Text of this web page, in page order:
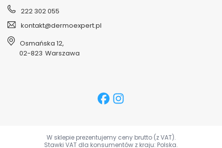
222 302 055
kontakt@dermoexpert.pl
Osmańska 12,
02-823 Warszawa
W sklepie prezentujemy ceny brutto (z VAT).
Stawki VAT dla konsumentów z kraju: Polska.